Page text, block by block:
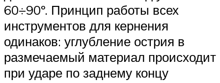
60÷90º. Принцип работы всех
инструментов для кернения
одинаков: углубление острия в
размечаемый материал происходит
при ударе по заднему концу